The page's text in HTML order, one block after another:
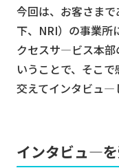
今回は、お客さま
下、NRI）の事業
クセスサ—ビス本部
いうことで、そこ
交えてインタビュ—
インタビュ—